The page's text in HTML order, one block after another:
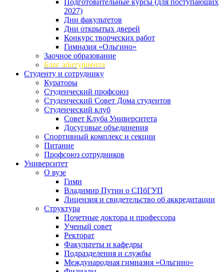
Подготовительные курсы (для поступающих
2027)
Дни факультетов
Дни открытых дверей
Конкурс творческих работ
Гимназия «Ольгино»
Заочное образование
Блог абитуриента
Студенту и сотруднику
Кураторы
Студенческий профсоюз
Студенческий Совет Дома студентов
Студенческий клуб
Совет Клуба Университета
Досуговые объединения
Спортивный комплекс и секции
Питание
Профсоюз сотрудников
Университет
О вузе
Гимн
Владимир Путин о СПбГУП
Лицензия и свидетельство об аккредитации
Структура
Почетные доктора и профессора
Ученый совет
Ректорат
Факультеты и кафедры
Подразделения и службы
Международная гимназия «Ольгино»